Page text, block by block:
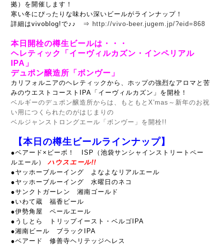
拠）を開催します！
寒い冬にぴったりな味わい深いビールがラインナップ！
詳細はvivoblog!で♪♪ ⇒ http://vivo-beer.jugem.jp/?eid=868
本日開栓の樽生ビールは・・・
ヘレティック「イーヴィルカズン・インペリアル
IPA」
デュポン醸造所「ボンヴー」
カリフォルニアのヘレティックから、ホップの強烈なアロマと苦
みのウエストコーストIPA「イーヴィルカズン」を開栓！
ベルギーのデュポン醸造所からは、もともとX'mas～新年のお祝
い用につくられたのがはじまりの
ベルジャンストロングエール「ボンヴー」を開栓!!
【本日の樽生ビールラインナップ】
●ベアード×ビーボ！ ISP（池袋サンシャインストリートペー
ルエール）
ハウスエール!!
●ヤッホーブルーイング よなよなリアルエール
●ヤッホーブルーイング 水曜日のネコ
●サンクトガーレン 湘南ゴールド
●いわて蔵 福香ビール
●伊勢角屋 ペールエール
●うしとら トリップイースト・ベルゴIPA
●湘南ビール ブラックIPA
●ベアード 修善寺ヘリテッジヘレス